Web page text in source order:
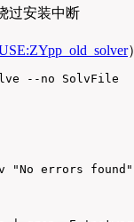
过安装中断
--no SolvFile
"No errors found"